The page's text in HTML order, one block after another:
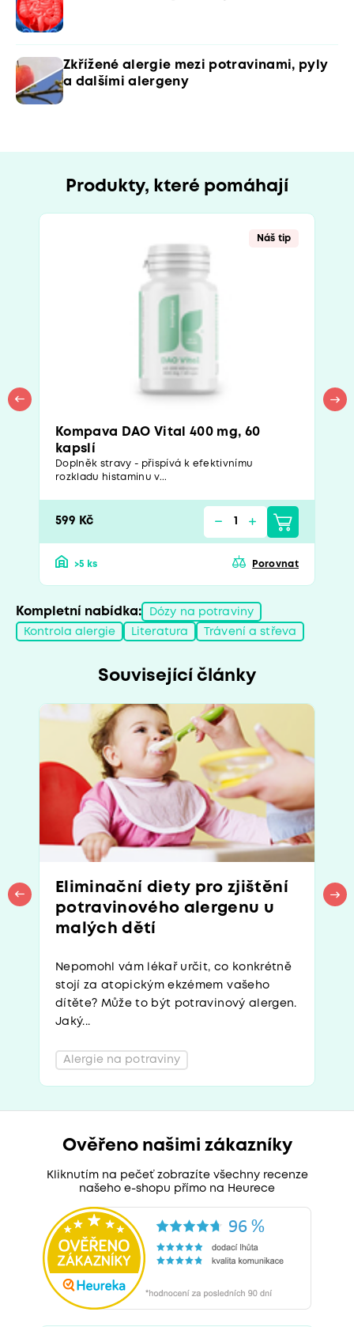
Zkřížené alergie mezi potravinami, pyly
a dalšími alergeny
Produkty, které pomáhají
Náš tip
Kompava DAO Vital 400 mg, 60
kapslí
Doplněk stravy - přispívá k efektivnímu
rozkladu histaminu v...
599 Kč
>5 ks Porovnat
Kompletní nabídka: Dózy na potraviny
Kontrola alergie Literatura Trávení a střeva
Související články
Eliminační diety pro zjištění
potravinového alergenu u
malých dětí
Nepomohl vám lékař určit, co konkrétně
stojí za atopickým ekzémem vašeho
dítěte? Může to být potravinový alergen.
Jaký...
Alergie na potraviny
Ověřeno našimi zákazníky
Kliknutím na pečeť zobrazíte všechny recenze
našeho e-shopu přímo na Heurece